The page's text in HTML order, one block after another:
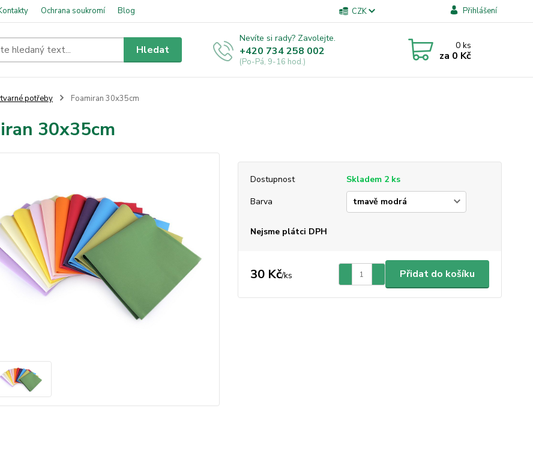
Ochrana soukromí Blog CZK Přihlášení
Hledat
Nevíte si rady? Zavolejte.
+420 734 258 002
(Po-Pá, 9-16 hod.)
0ks
za 0 Kč
potřeby Foamiran 30x35cm
30x35cm
Dostupnost
Skladem 2 ks
Barva
Nejsme plátci DPH
30 Kč/ks Přidat do košíku